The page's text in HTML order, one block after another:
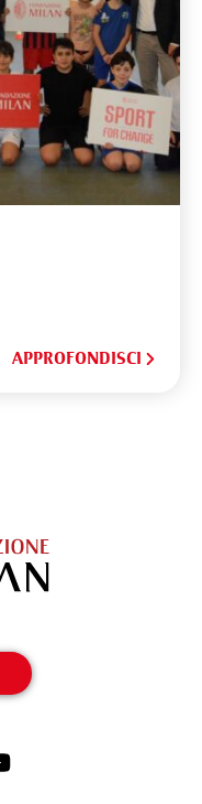
APPROFONDISCI